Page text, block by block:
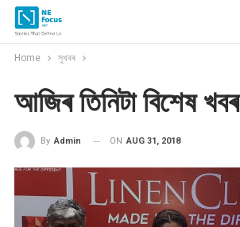
Home সুখবৰ
আজিৰ তিনিটা বিশেষ খবৰ
By Admin ON AUG 31, 2018